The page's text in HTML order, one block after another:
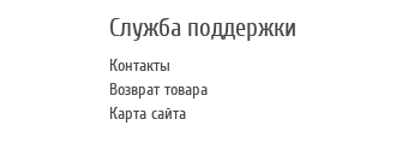
Служба поддержки
Контакты
Возврат товара
Карта сайта